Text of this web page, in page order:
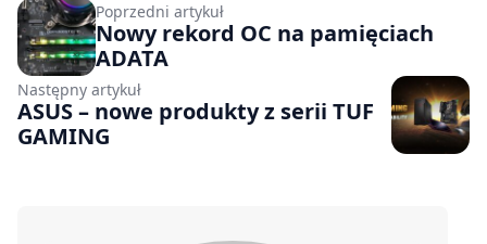
Poprzedni artykuł
Nowy rekord OC na pamięciach
ADATA
Następny artykuł
ASUS – nowe produkty z serii TUF
GAMING